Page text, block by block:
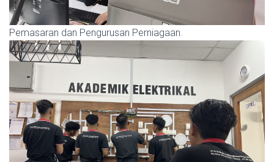
Pemasaran dan Pengurusan Perniagaan.